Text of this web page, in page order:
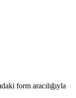
form aracılığıyla